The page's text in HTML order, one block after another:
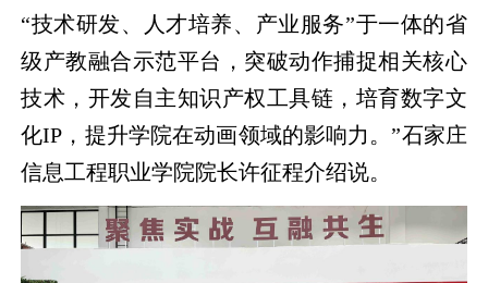
“技术研发、人才培养、产业服务”于一体的省
级产教融合示范平台，突破动作捕捉相关核心
技术，开发自主知识产权工具链，培育数字文
化IP，提升学院在动画领域的影响力。”石家庄
信息工程职业学院院长许征程介绍说。